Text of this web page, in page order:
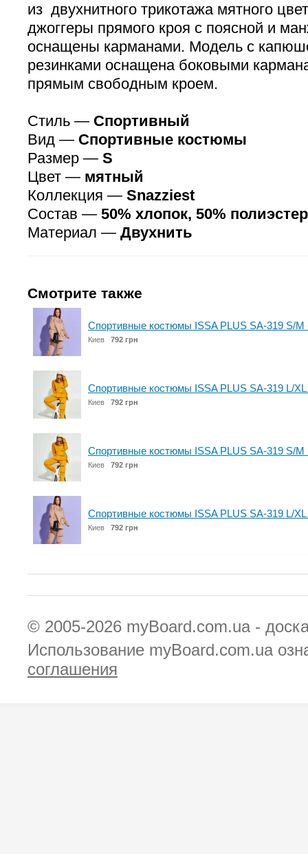
из двухнитного трикотажа мятного
джоггеры прямого кроя с поясной и
оснащены карманами. Модель с
резинками оснащена боковыми
прямым свободным кроем.
Стиль — Спортивный
Вид — Спортивные костюмы
Размер — S
Цвет — мятный
Коллекция — Snazziest
Состав — 50% хлопок, 50% полиэстер
Материал — Двухнить
Смотрите также
Спортивные костюмы ISSA PLUS SA-319 S/
Киев 792 грн
Спортивные костюмы ISSA PLUS SA-319 L/XL
Киев 792 грн
Спортивные костюмы ISSA PLUS SA-319 S/M
Киев 792 грн
Спортивные костюмы ISSA PLUS SA-319 L/
Киев 792 грн
© 2005-2026 myBoard.com.ua -
Использование myBoard.com.ua
соглашения